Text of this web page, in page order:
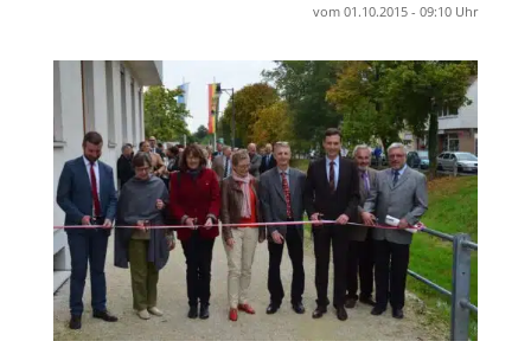
vom 01.10.2015 - 09:10 Uhr